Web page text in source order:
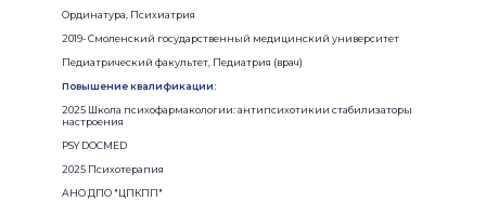
Ординатура, Психиатрия
2019- Смоленский государственный медицинский университет
Педиатрический факультет, Педиатрия (врач)
Повышение квалификации:
2025 Школа психофармакологии: антипсихотикии стабилизаторы
настроения
PSY DOCMED
2025 Психотерапия
АНО ДПО "ЦПКПП"